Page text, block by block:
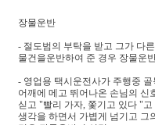
장물운반
- 절도범의 부탁을 받고 그가 다
물건을운반하여 준 경우 장물운
- 영업용 택시운전사가 주행중
어깨에 메고 뛰어나온 손님의 신
싣고 "빨리 가자, 쫓기고 있다 "
생각을 하면서 가볍게 넘기고 그